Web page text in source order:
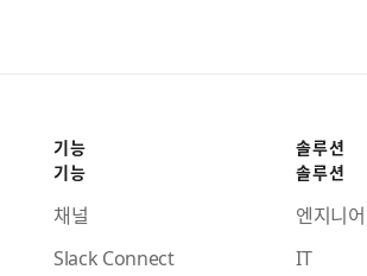
기능
기능
채널
Slack Connect
솔루션
솔루션
엔지니
IT